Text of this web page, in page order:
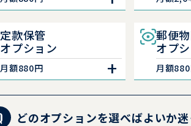
定款保管
オプション
月額880円
郵便
オプ
月額
どのオプションを選べばよいか